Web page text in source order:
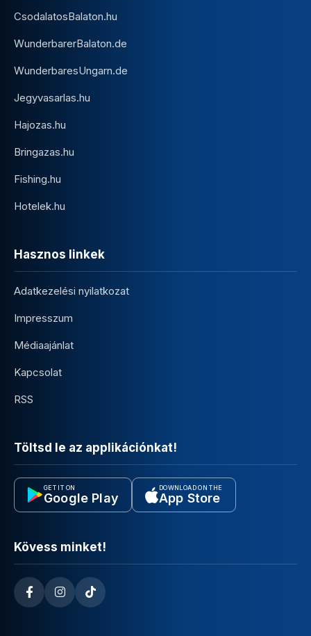
CsodalatosBalaton.hu
WunderbarerBalaton.de
WunderbaresUngarn.de
Jegyvasarlas.hu
Hajozas.hu
Bringazas.hu
Fishing.hu
Hotelek.hu
Hasznos linkek
Adatkezelési nyilatkozat
Impresszum
Médiaajánlat
Kapcsolat
RSS
Töltsd le az applikációnkat!
GET IT ON
Google Play
DOWNLOAD ON THE
App Store
Kövess minket!